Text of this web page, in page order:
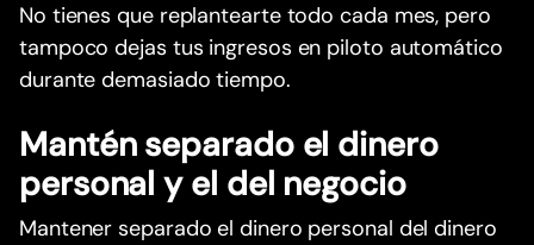
No tienes que replantearte todo cada mes, pero
tampoco dejas tus ingresos en piloto automático
durante demasiado tiempo.
Mantén separado el dinero
personal y el del negocio
Mantener separado el dinero personal del dinero